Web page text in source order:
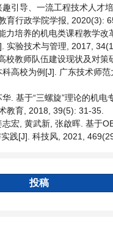
引导、一流工程技术人才
育行政学院学报, 2020(3):
力培养的机电类课程教学改
实验技术与管理, 2017,
校教师队伍建设现状及对
高校为例[J]. 广东技术师范
. 基于“三螺旋”理论的机电
教育, 2018, 39(5): 31-35.
宏, 黄武新, 张啟晖. 基于
践[J]. 科技风, 2021,
投稿